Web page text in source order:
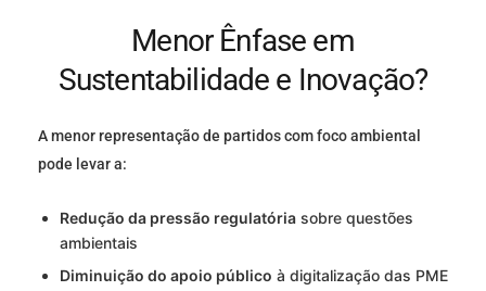
Menor Ênfase em
Sustentabilidade e Inovação?
A menor representação de partidos com foco ambiental
pode levar a:
Redução da pressão regulatória sobre questões
ambientais
Diminuição do apoio público à digitalização das PME